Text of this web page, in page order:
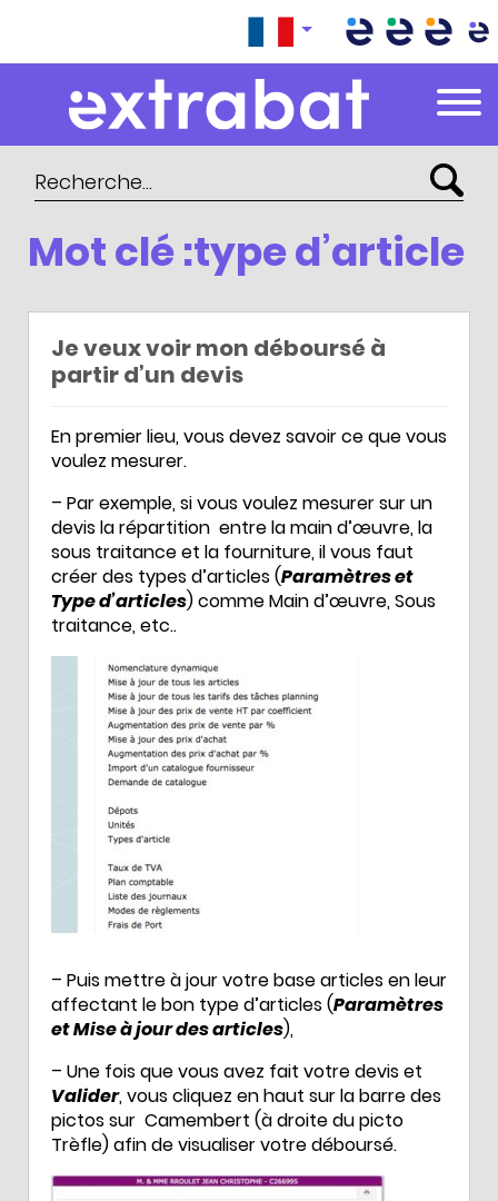
Extrabat – Le Blog
Mot clé :type d’article
Je veux voir mon déboursé à
partir d’un devis
En premier lieu, vous devez savoir ce que vous
voulez mesurer.
– Par exemple, si vous voulez mesurer sur un
devis la répartition entre la main d’œuvre, la
sous traitance et la fourniture, il vous faut
créer des types d’articles (Paramètres et
Type d’articles) comme Main d’œuvre, Sous
traitance, etc..
– Puis mettre à jour votre base articles en leur
affectant le bon type d’articles (Paramètres
et Mise à jour des articles),
– Une fois que vous avez fait votre devis et
Valider, vous cliquez en haut sur la barre des
pictos sur Camembert (à droite du picto
Trèfle) afin de visualiser votre déboursé.